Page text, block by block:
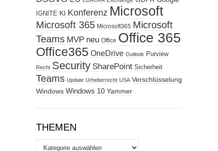
IGNITE KI Konferenz Microsoft
Microsoft 365 Microsoft365 Microsoft
Teams MVP neu Office Office 365
Office365 OneDrive Outlook Purview
Recht Security SharePoint Sicherheit
Teams Update Urheberrecht USA Verschlüsselung
Windows Windows 10 Yammer
THEMEN
Themen